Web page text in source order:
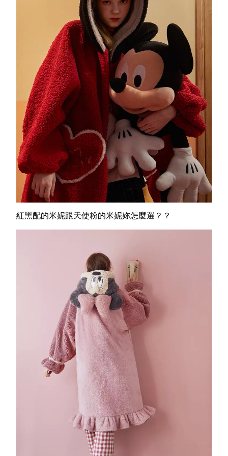
紅黑配的米妮跟天使粉的米妮妳怎麼選？？